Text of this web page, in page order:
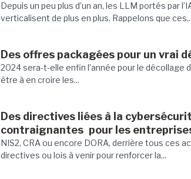
Depuis un peu plus d’un an, les LLM portés par
verticalisent de plus en plus. Rappelons que ces...
Des offres packagées pour un vrai
2024 sera-t-elle enfin l’année pour le décollage
être à en croire les...
Des directives liées à la
contraignantes pour les
NIS2, CRA ou encore DORA, derrière tous ces
directives ou lois à venir pour renforcer la...